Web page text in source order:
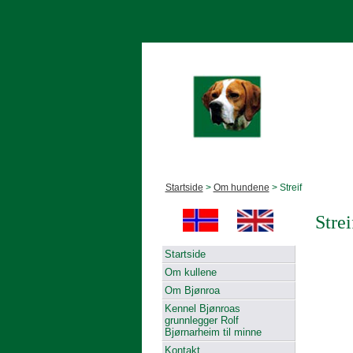
Startside > Om hundene > Streif
Startside
Om kullene
Om Bjønroa
Kennel Bjønroas
grunnlegger Rolf
Bjørnarheim til minne
Kontakt